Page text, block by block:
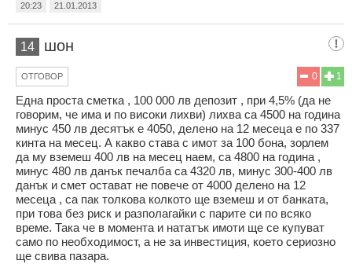
20:23 21.01.2013
14 шон
1
0
ОТГОВОР
Една проста сметка , 100 000 лв депозит , при 4,5% (да не
говорим, че има и по високи лихви) лихва са 4500 на година
минус 450 лв десятък е 4050, делено на 12 месеца е по 337
кинта на месец. А какво става с имот за 100 бона, зорлем
да му вземеш 400 лв на месец наем, са 4800 на година ,
минус 480 лв данък печалба са 4320 лв, минус 300-400 лв
данък и смет остават не повече от 4000 делено на 12
месеца , са пак толкова колкото ще вземеш и от банката,
при това без риск и разполагайки с парите си по всяко
време. Така че в момента и нататък имоти ще се купуват
само по необходимост, а не за инвестиция, което сериозно
ще свива пазара.